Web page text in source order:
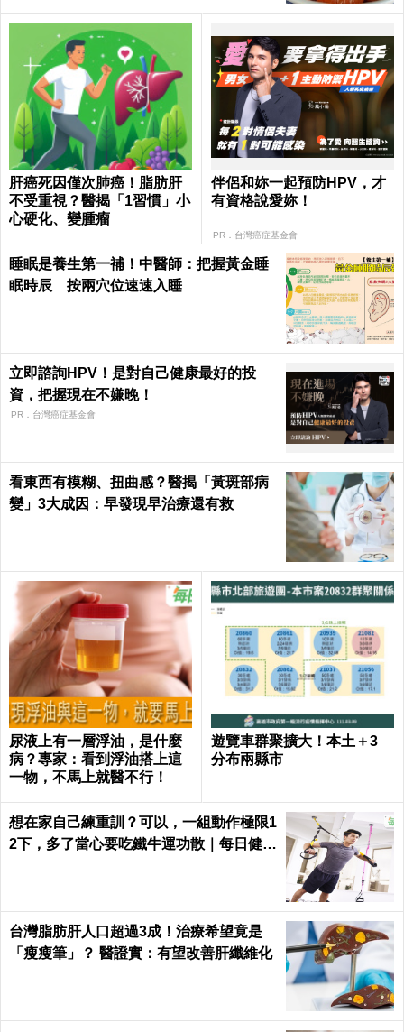
肝癌死因僅次肺癌！脂肪肝
不受重視？醫揭「1習慣」小
心硬化、變腫瘤
伴侶和妳一起預防HPV，才
有資格說愛妳！
PR．台灣癌症基金會
睡眠是養生第一補！中醫師：把握黃金睡
眠時辰 按兩穴位速速入睡
立即諮詢HPV！是對自己健康最好的投
資，把握現在不嫌晚！
PR．台灣癌症基金會
看東西有模糊、扭曲感？醫揭「黃斑部病
變」3大成因：早發現早治療還有救
尿液上有一層浮油，是什麼
病？專家：看到浮油搭上這
一物，不馬上就醫不行！
遊覽車群聚擴大！本土＋3
分布兩縣市
想在家自己練重訓？可以，一組動作極限1
2下，多了當心要吃鐵牛運功散｜每日健康
台灣脂肪肝人口超過3成！治療希望竟是
「瘦瘦筆」？ 醫證實：有望改善肝纖維化